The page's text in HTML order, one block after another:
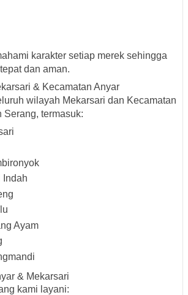
karakter setiap merek sehingga
dan aman.
& Kecamatan Anyar
wilayah Mekarsari dan Kecamatan
Serang, termasuk:
Indah
Ayam
& Mekarsari
kami layani: